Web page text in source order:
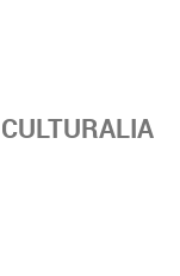
CULTURALIA